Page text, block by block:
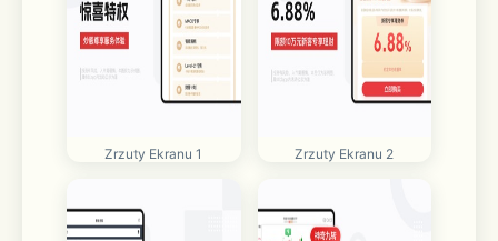
Zrzuty Ekranu 1 Zrzuty Ekranu 2